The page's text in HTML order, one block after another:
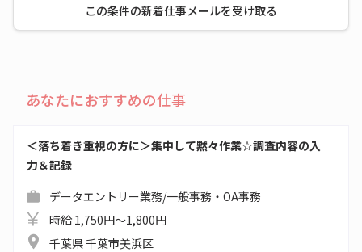
この条件の新着仕事メールを受け取る
あなたにおすすめの仕事
＜落ち着き重視の方に＞集中して黙々作業☆調査内容の入
力＆記録
データエントリー業務/一般事務・OA事務
時給 1,750円～1,800円
千葉県 千葉市美浜区